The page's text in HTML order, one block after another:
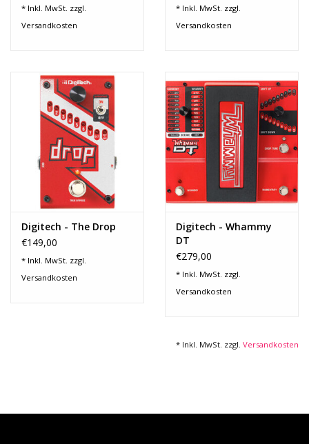
Signalprozessoren & Effekte
Sound Equipment
Vermietung
Noten-Zubehör
Marken
* Inkl. MwSt. zzgl.
Versandkosten
* Inkl. MwSt. zzgl.
Versandkosten
Digitech - The Drop
€149,00
* Inkl. MwSt. zzgl.
Versandkosten
Digitech - Whammy
DT
€279,00
* Inkl. MwSt. zzgl.
Versandkosten
* Inkl. MwSt. zzgl. Versandkosten